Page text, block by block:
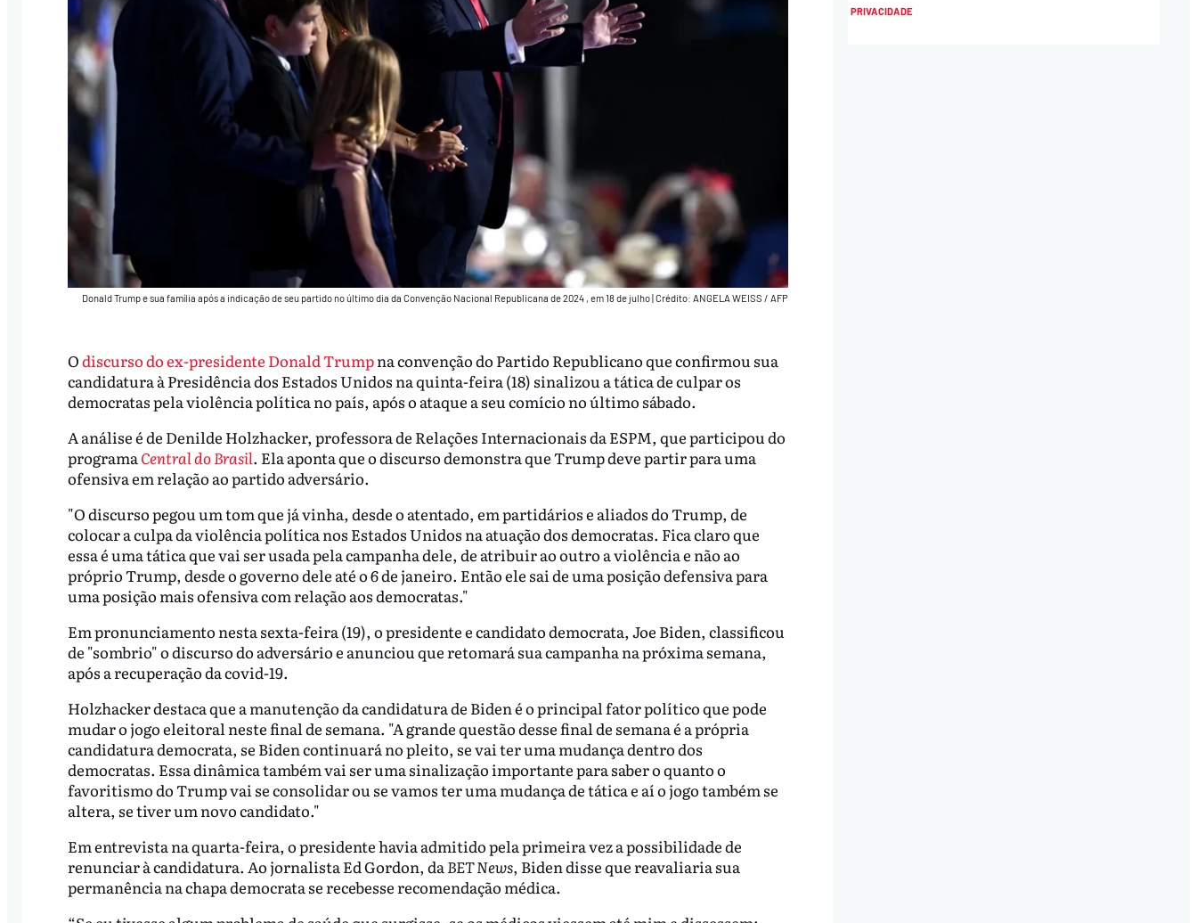
Donald Trump e sua família após a indicação de seu partido no último dia da Convenção Nacional Republicana de 2024 , em 18 de julho|Crédito: ANGELA WEISS / AFP
Odiscurso do ex-presidente Donald Trumpna convenção do Partido Republicano que confirmou sua
candidatura à Presidência dos Estados Unidos na quinta-feira (18) sinalizou a tática de culpar os
democratas pela violência política no país, após o ataque a seu comício no último sábado.
A análise é de Denilde Holzhacker, professora de Relações Internacionais da ESPM, que participou do
programaCentral do Brasil. Ela aponta que o discurso demonstra que Trump deve partir para uma
ofensiva em relação ao partido adversário.
"O discurso pegou um tom que já vinha, desde o atentado, em partidários e aliados do Trump, de
colocar a culpa da violência política nos Estados Unidos na atuação dos democratas. Fica claro que
essa é uma tática que vai ser usada pela campanha dele, de atribuir ao outro a violência e não ao
próprio Trump, desde o governo dele até o 6 de janeiro. Então ele sai de uma posição defensiva para
uma posição mais ofensiva com relação aos democratas."
Em pronunciamento nesta sexta-feira (19), o presidente e candidato democrata, Joe Biden, classificou
de "sombrio" o discurso do adversário e anunciou que retomará sua campanha na próxima semana,
após a recuperação da covid-19.
Holzhacker destaca que a manutenção da candidatura de Biden é o principal fator político que pode
mudar o jogo eleitoral neste final de semana. "A grande questão desse final de semana é a própria
candidatura democrata, se Biden continuará no pleito, se vai ter uma mudança dentro dos
democratas. Essa dinâmica também vai ser uma sinalização importante para saber o quanto o
favoritismo do Trump vai se consolidar ou se vamos ter uma mudança de tática e aí o jogo também se
altera, se tiver um novo candidato."
Em entrevista na quarta-feira, o presidente havia admitido pela primeira vez a possibilidade de
renunciar à candidatura. Ao jornalista Ed Gordon, da BET News, Biden disse que reavaliaria sua
permanência na chapa democrata se recebesse recomendação médica.
PRIVACIDADE